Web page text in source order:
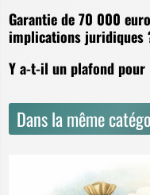
Garantie de 70 000
implications juridiques
Y a-t-il un plafond pour
Dans la même